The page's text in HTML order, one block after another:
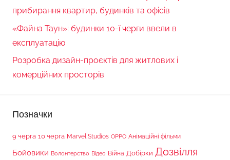
прибирання квартир, будинків та офісів
«Файна Таун»: будинки 10-ї черги ввели в
експлуатацію
Розробка дизайн-проєктів для житлових і
комерційних просторів
Позначки
9 черга 10 черга Marvel Studios OPPO Анімаційні фільми
Бойовики Волонтерство Відео Війна Добірки Дозвілля